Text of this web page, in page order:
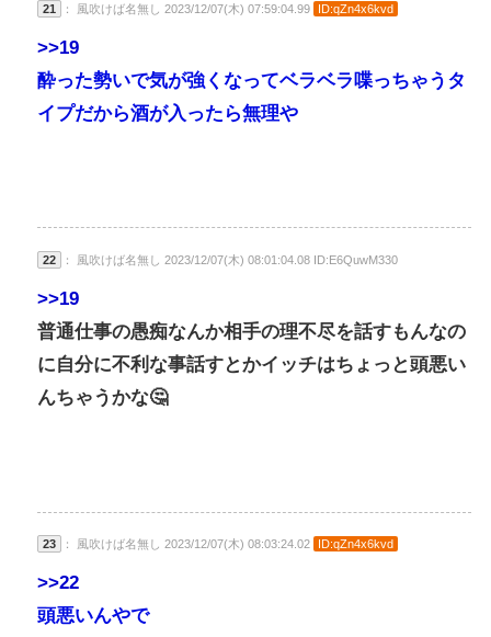
21 ： 風吹けば名無し 2023/12/07(木) 07:59:04.99 ID:qZn4x6kvd
>>19
酔った勢いで気が強くなってベラベラ喋っちゃうタ
イプだから酒が入ったら無理や
22 ： 風吹けば名無し 2023/12/07(木) 08:01:04.08 ID:E6QuwM330
>>19
普通仕事の愚痴なんか相手の理不尽を話すもんなの
に自分に不利な事話すとかイッチはちょっと頭悪い
んちゃうかな🤔
23 ： 風吹けば名無し 2023/12/07(木) 08:03:24.02 ID:qZn4x6kvd
>>22
頭悪いんやで